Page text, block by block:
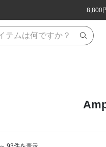
8,800
ほぼ全
8,800
ほぼ全